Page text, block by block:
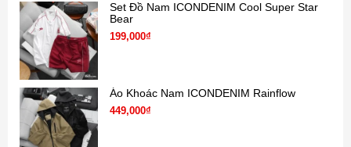
Set Đồ Nam ICONDENIM Cool Super Star
Bear
199,000₫
Áo Khoác Nam ICONDENIM Rainflow
449,000₫